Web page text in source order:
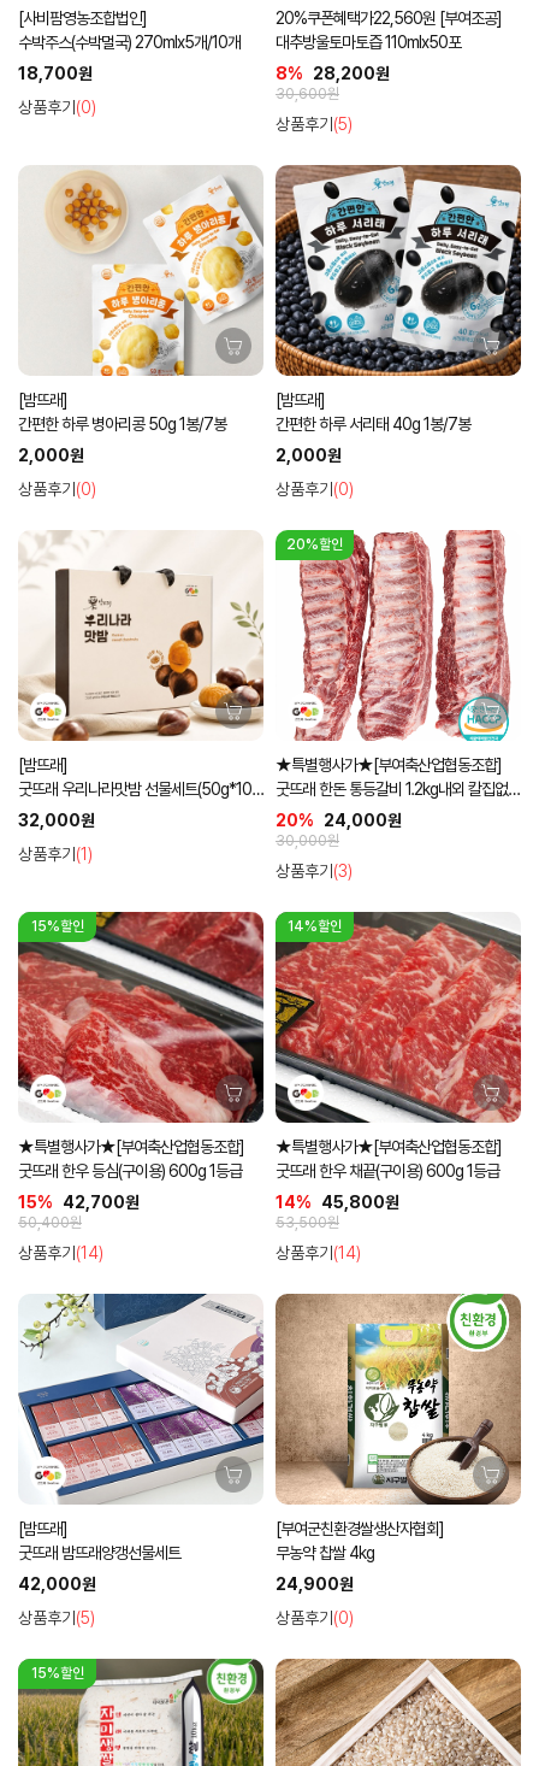
[사비팜영농조합법인]
수박주스(수박멀국) 270mlx5개/10개
18,700원
상품후기 (0)
20%쿠폰혜택가22,560원 [부여조공]
대추방울토마토즙 110mlx50포
8%
28,200원
30,600원
상품후기 (5)
[밤뜨래]
간편한 하루 병아리콩 50g 1봉/7봉
2,000원
상품후기 (0)
[밤뜨래]
간편한 하루 서리태 40g 1봉/7봉
2,000원
상품후기 (0)
[밤뜨래]
굿뜨래 우리나라맛밤 선물세트(50g*10
입)
32,000원
상품후기 (1)
20%할인
★특별행사가★[부여축산업협동조합]
굿뜨래 한돈 통등갈비 1.2kg내외 칼집없는
통포장
20% 24,000원
30,000원
상품후기 (3)
15%할인
★특별행사가★[부여축산업협동조합]
굿뜨래 한우 등심(구이용) 600g 1등급
15%
42,700원
50,400원
상품후기 (14)
14%할인
★특별행사가★[부여축산업협동조합]
굿뜨래 한우 채끝(구이용) 600g 1등급
14%
45,800원
53,500원
상품후기 (14)
[밤뜨래]
굿뜨래 밤뜨래양갱선물세트
42,000원
상품후기 (5)
[부여군친환경쌀생산자협회]
무농약 찹쌀 4kg
24,900원
상품후기 (0)
15%할인